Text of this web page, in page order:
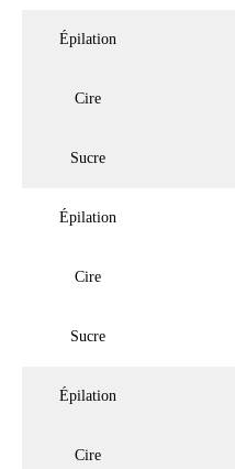
Épilation
Cire
Sucre
Épilation
Cire
Sucre
Épilation
Cire